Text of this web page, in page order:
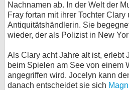
Nachnamen ab. In der Welt der
Fray fortan mit ihrer Tochter Clary
Antiquitätshändlerin. Sie
wieder, der als Polizist in New
Als Clary acht Jahre alt ist, erlebt
beim Spielen am See von einem
angegriffen wird. Jocelyn kann
danach entscheidet sie sich